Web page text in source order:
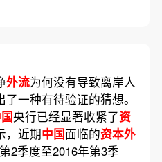
外流为何没有导致离岸人
一种有待验证的猜想。
央行已经显著收紧了资
，近期中国面临的资本外
2季度至2016年第3季